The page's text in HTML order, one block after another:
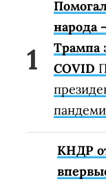
народа
Трампа
COVID
КНДР